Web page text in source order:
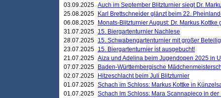
03.09.2025 Auch im September Blitzturnier siegt Dr.
25.08.2025
Karl Brettschneider glänzt beim 22.
06.08.2025
Monats-Blitzturnier August: Dr. Markus Kottke
31.07.2025 15. Biergartenturnier Nachlese
28.07.2025 15. Schwabengartenturnier mit großer
23.07.2025 15. Biergartenturnier ist ausgebucht!
21.07.2025 Aiza und Adelina beim Jugendopen 2025 in
07.07.2025
Baden-Württembergische
02.07.2025
Hitzeschlacht beim Juli Blitzturnier
01.07.2025 Schach im Schloss: Markus Kottke in
01.07.2025 Schach im Schloss: Mara Scannapieco in der